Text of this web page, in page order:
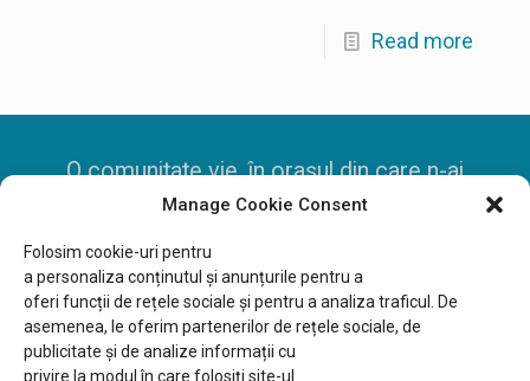
Manage Cookie Consent
Folosim cookie-uri pentru
a personaliza conținutul și anunțurile pentru a
oferi funcții de rețele sociale și pentru a analiza traficul. De
asemenea, le oferim partenerilor de rețele sociale, de
publicitate și de analize informații cu
privire la modulîn care folosiți site-ul
Read more
O comunitate vie, în orașul din care n-ai
mai pleca
Fundația Comunitară Sibiu, CIF 30885877